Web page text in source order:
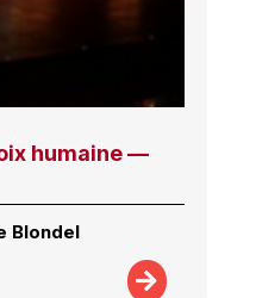
humaine —
Blondel